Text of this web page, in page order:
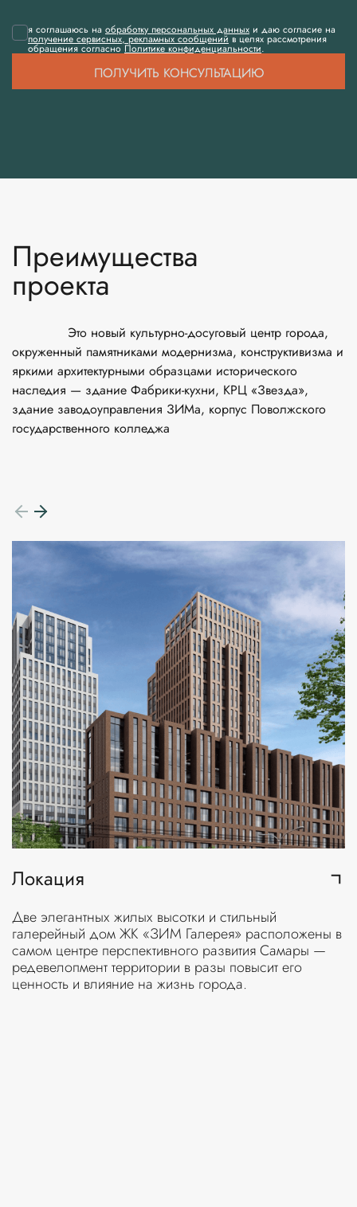
я соглашаюсь на обработку персональных данных и даю согласие на
получение сервисных, рекламных сообщенийв целях рассмотрения
обращения согласноПолитике конфиденциальности.
ПОЛУЧИТЬ КОНСУЛЬТАЦИЮ
Преимущества
проекта
окруженный памятниками модернизма, конструктивизма и
яркими архитектурными образцами исторического
наследия — здание Фабрики-кухни, КРЦ «Звезда»,
здание заводоуправления ЗИМа, корпус Поволжского
государственного колледжа
Локация
Две элегантных жилых высотки и стильный
галерейный дом ЖК «ЗИМ Галерея» расположены в
самом центре перспективного развития Самары —
редевелопмент территории в разы повысит его
ценность и влияние на жизнь города.